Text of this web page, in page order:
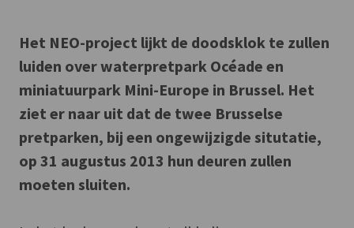
Het NEO-project lijkt de doodsklok te zullen
luiden over waterpretpark Océade en
miniatuurpark Mini-Europe in Brussel. Het
ziet er naar uit dat de twee Brusselse
pretparken, bij een ongewijzigde situtatie,
op 31 augustus 2013 hun deuren zullen
moeten sluiten.